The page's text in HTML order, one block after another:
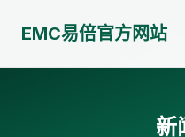
EMC易倍官方网站
新